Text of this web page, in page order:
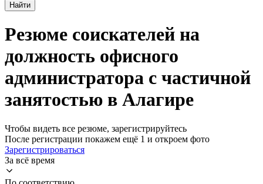
Найти
Резюме соискателей на
должность офисного
администратора с частичной
занятостью в Алагире
Чтобы видеть все резюме, зарегистрируйтесь
После регистрации покажем ещё 1 и откроем фото
Зарегистрироваться
За всё время